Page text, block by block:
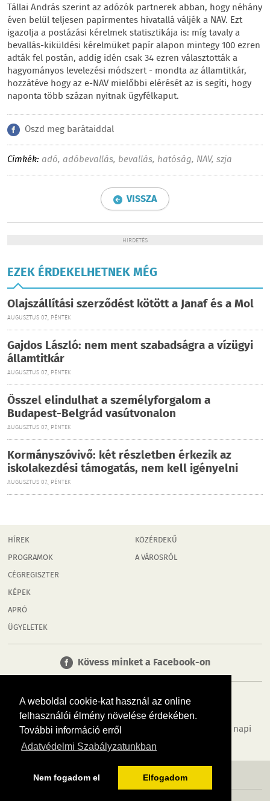
A weboldal cookie-kat használ az online
felhasználói élmény növelése érdekében.
További információ erről
Adatvédelmi Szabályzatunkban
Nem fogadom el Elfogadom
Tállai András szerint az adózók partnerek abban, hogy néhány
éven belül teljesen papírmentes hivatallá váljék a NAV. Ezt
igazolja a postázási kérelmek statisztikája is: míg tavaly a
bevallás-kiküldési kérelmüket papír alapon mintegy 100 ezren
adták fel postán, addig idén csak 34 ezren választották a
hagyományos levelezési módszert - mondta az államtitkár,
hozzátéve hogy az e-NAV mielőbbi elérését az is segíti, hogy
naponta több százan nyitnak ügyfélkaput.
Oszd meg barátaiddal
Címkék: adó, adóbevallás, bevallás, hatóság, NAV, szja
VISSZA
HIRDETÉS
EZEK ÉRDEKELHETNEK MÉG
Olajszállítási szerződést kötött a Janaf és a Mol
AUGUSZTUS 07., PÉNTEK
Gajdos László: nem ment szabadságra a vízügyi
államtitkár
AUGUSZTUS 07., PÉNTEK
Ősszel elindulhat a személyforgalom a
Budapest-Belgrád vasútvonalon
AUGUSZTUS 07., PÉNTEK
Kormányszóvivő: két részletben érkezik az
iskolakezdési támogatás, nem kell igényelni
AUGUSZTUS 07., PÉNTEK
HÍREK
PROGRAMOK
CÉGREGISZTER
KÉPEK
APRÓ
ÜGYELETEK
KÖZÉRDEKŰ
A VÁROSRÓL
Kövess minket a Facebook-on
Tudj meg többet városodról! Hírek, programok, képek, napi
menü, cégek…. és minden, ami Győr
MÉDIAAJÁNLÓ ADATVÉDELEM IMPRESSZUM RÓLUNK